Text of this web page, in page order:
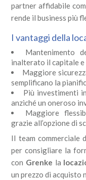
partner affidabile
rende il business più
I vantaggi della
Mantenimento
inalterato il capitale
Maggiore
semplificano la
Più investimenti
anziché un oneroso
Maggiore
grazie all’opzione di
Il team commerciale
per consigliare la
con Grenke la
un prezzo di acquisto